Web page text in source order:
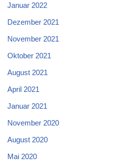
Januar 2022
Dezember 2021
November 2021
Oktober 2021
August 2021
April 2021
Januar 2021
November 2020
August 2020
Mai 2020